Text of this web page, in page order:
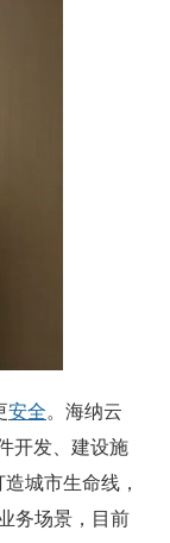
安全。海纳云
开发、建设施
城市生命线，
务场景，目前